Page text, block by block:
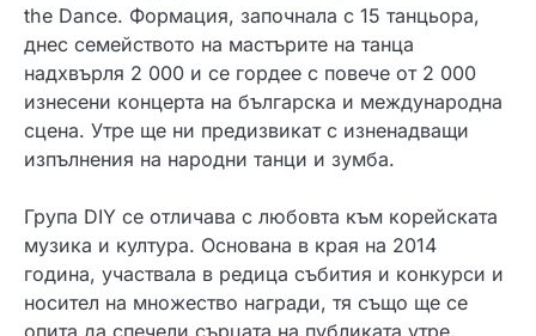
the Dance. Формация, започнала с 15 танцьора,
днес семейството на мастърите на танца
надхвърля 2 000 и се гордее с повече от 2 000
изнесени концерта на българска и международна
сцена. Утре ще ни предизвикат с изненадващи
изпълнения на народни танци и зумба.
Група DIY се отличава с любовта към корейската
музика и култура. Основана в края на 2014
година, участвала в редица събития и конкурси и
носител на множество награди, тя също ще се